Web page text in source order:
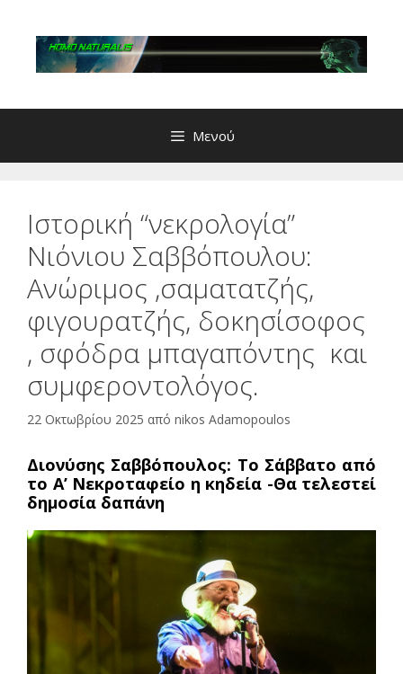
περιεχόμενο
Μενού
Ιστορική “νεκρολογία”
Νιόνιου Σαββόπουλου:
Ανώριμος ,σαματατζής,
φιγουρατζής, δοκησίσοφος
, σφόδρα μπαγαπόντης και
συμφεροντολόγος.
22 Οκτωβρίου 2025 από nikos Adamopoulos
Διονύσης Σαββόπουλος: Το Σάββατο από
το Α’ Νεκροταφείο η κηδεία -Θα τελεστεί
δημοσία δαπάνη